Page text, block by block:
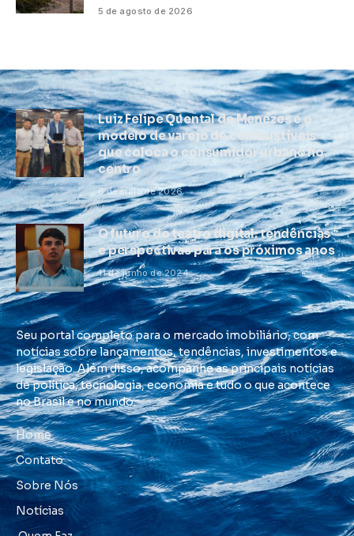
5 de agosto de 2026
Luiz Felipe Quental de Menezes e o
modelo de varejo de combustíveis
que coloca o consumidor urbano no
centro
6 de maio de 2026
O futuro do teatro digital: tendências
e perspectivas para os próximos anos
11 de junho de 2024
Seu portal completo para o mercado imobiliário, com
notícias sobre lançamentos, tendências, investimentos e
legislação. Além disso, acompanhe as principais notícias
de política, tecnologia, economia e tudo o que acontece
no Brasil e no mundo.
Home
Contato
Sobre Nós
Notícias